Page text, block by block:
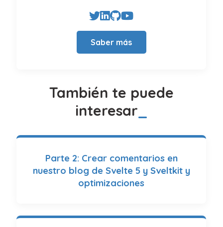
Saber más
También te puede
interesar
Parte 2: Crear comentarios en
nuestro blog de Svelte 5 y Sveltkit y
optimizaciones